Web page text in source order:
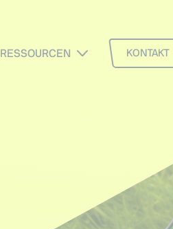
RESSOURCEN KONTAKT